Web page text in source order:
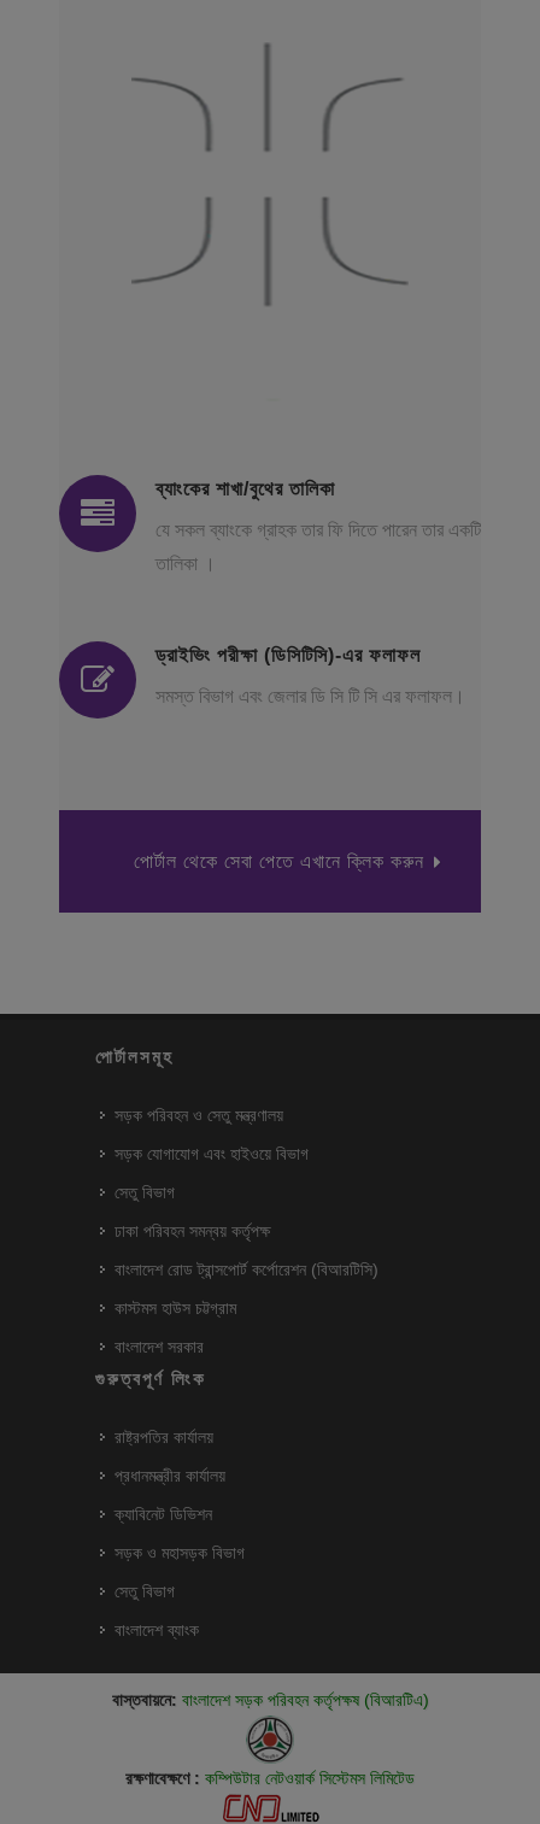
ব্যাংকের শাখা/বুথের তালিকা
যে সকল ব্যাংকে গ্রাহক তার ফি দিতে পারেন তার একটি
তালিকা ।
ড্রাইভিং পরীক্ষা (ডিসিটিসি)-এর ফলাফল
সমস্ত বিভাগ এবং জেলার ডি সি টি সি এর ফলাফল।
পোর্টাল থেকে সেবা পেতে এখানে ক্লিক করুন
পোর্টালসমূহ
সড়ক পরিবহন ও সেতু মন্ত্রণালয়
সড়ক যোগাযোগ এবং হাইওয়ে বিভাগ
সেতু বিভাগ
ঢাকা পরিবহন সমন্বয় কর্তৃপক্ষ
বাংলাদেশ রোড ট্রান্সপোর্ট কর্পোরেশন (বিআরটিসি)
কাস্টমস হাউস চট্টগ্রাম
বাংলাদেশ সরকার
গুরুত্বপূর্ণ লিংক
রাষ্ট্রপতির কার্যালয়
প্রধানমন্ত্রীর কার্যালয়
ক্যাবিনেট ডিভিশন
সড়ক ও মহাসড়ক বিভাগ
সেতু বিভাগ
বাংলাদেশ ব্যাংক
বাস্তবায়নে: বাংলাদেশ সড়ক পরিবহন কর্তৃপক্ষ (বিআরটিএ)
রক্ষণাবেক্ষণে : কম্পিউটার নেটওয়ার্ক সিস্টেমস লিমিটেড